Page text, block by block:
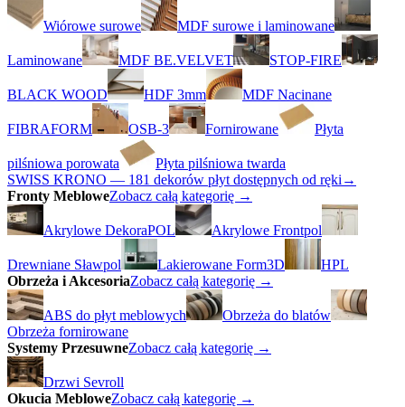
Wiórowe surowe MDF surowe i laminowane
Laminowane MDF BE.VELVET STOP-FIRE
BLACK WOOD HDF 3mm MDF Nacinane
FIBRAFORM OSB-3 Fornirowane Płyta
pilśniowa porowata
Płyta pilśniowa twarda
SWISS KRONO — 181 dekorów płyt dostępnych od ręki →
Fronty MebloweZobacz całą kategorię →
Akrylowe DekoraPOL Akrylowe Frontpol
Drewniane Sławpol Lakierowane Form3D
HPL
Obrzeża i AkcesoriaZobacz całą kategorię →
ABS do płyt meblowych
Obrzeża do blatów
Obrzeża fornirowane
Systemy PrzesuwneZobacz całą kategorię →
Drzwi Sevroll
Okucia MebloweZobacz całą kategorię →